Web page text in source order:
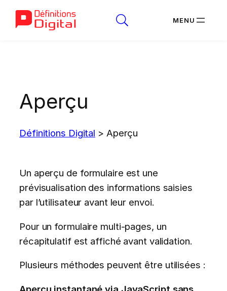
Aperçu
Définitions Digital > Aperçu
Un aperçu de formulaire est une
prévisualisation des informations saisies
par l’utilisateur avant leur envoi.
Pour un formulaire multi-pages, un
récapitulatif est affiché avant validation.
Plusieurs méthodes peuvent être utilisées :
Aperçu instantané via JavaScript sans